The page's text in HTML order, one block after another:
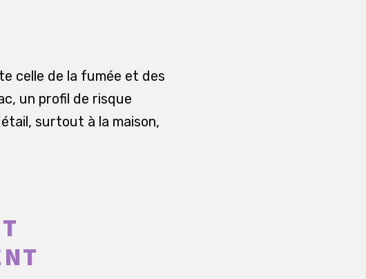
celle de la fumée et des
un profil de risque
surtout à la maison,